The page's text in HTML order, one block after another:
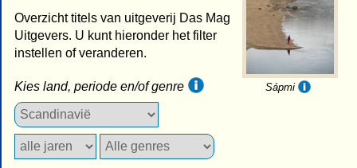
Sápmi
Overzicht titels van uitgeverij Das Mag
Uitgevers. U kunt hieronder het filter
instellen of veranderen.
Kies land, periode en/of genre